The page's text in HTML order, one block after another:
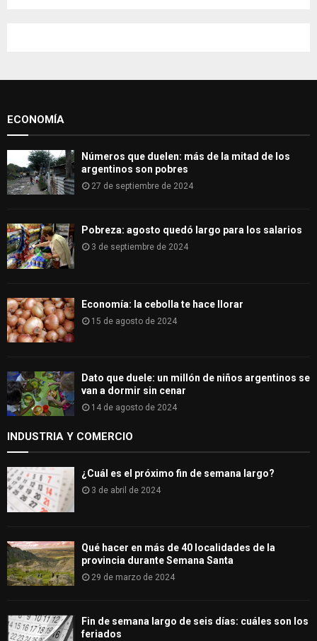
o
H
ECONOMÍA
Números que duelen: más de la mitad de los
argentinos son pobres
27 de septiembre de 2024
Pobreza: agosto quedó largo para los salarios
3 de septiembre de 2024
Economía: la cebolla te hace llorar
15 de agosto de 2024
Dato que duele: un millón de niños argentinos se
van a dormir sin cenar
14 de agosto de 2024
INDUSTRIA Y COMERCIO
¿Cuál es el próximo fin de semana largo?
3 de abril de 2024
Qué hacer en más de 40 localidades de la
provincia durante Semana Santa
29 de marzo de 2024
Fin de semana largo de seis días: cuáles son los
feriados